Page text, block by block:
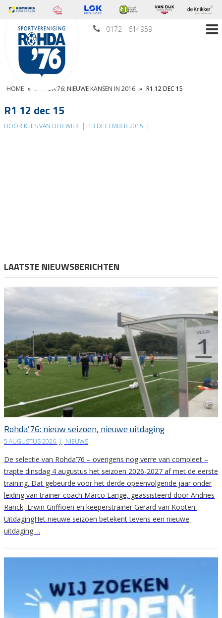
0172 - 614959
HOME » ROHDA’76: NIEUWE KANSEN IN 2016 » R1 12 DEC 15
R1 12 dec 15
DOOR KEES VAN DER WILK | 13 DECEMBER 2015 |
LAATSTE NIEUWSBERICHTEN
Rohda’76: nieuw seizoen, nieuwe uitdaging
5 AUGUSTUS 2026 | NIEUWS
De selectie van Rohda’76 – overigens nog verre van compleet –
trapte dinsdag 4 augustus het seizoen 2026-2027 af met de eerste
training. Dat gebeurde voor het derde opeenvolgende jaar onder
leiding van trainer-coach Marco Lange, geassisteerd door Andries
Ranck, Erwin Griffioen en keeperstrainer Gerard van Kooten.
UitdagingHet nieuwe seizoen betekent tevens een nieuwe
uitdaging….